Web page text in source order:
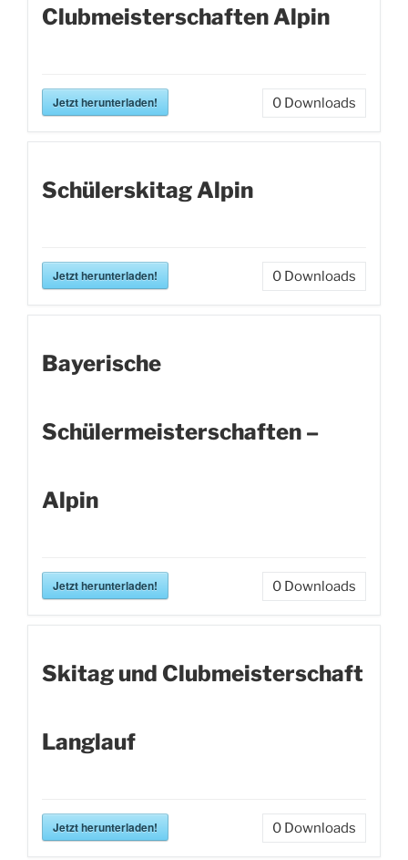
Clubmeisterschaften Alpin
Jetzt herunterladen! 0 Downloads
Schülerskitag Alpin
Jetzt herunterladen! 0 Downloads
Bayerische
Schülermeisterschaften –
Alpin
Jetzt herunterladen! 0 Downloads
Skitag und Clubmeisterschaft
Langlauf
Jetzt herunterladen! 0 Downloads